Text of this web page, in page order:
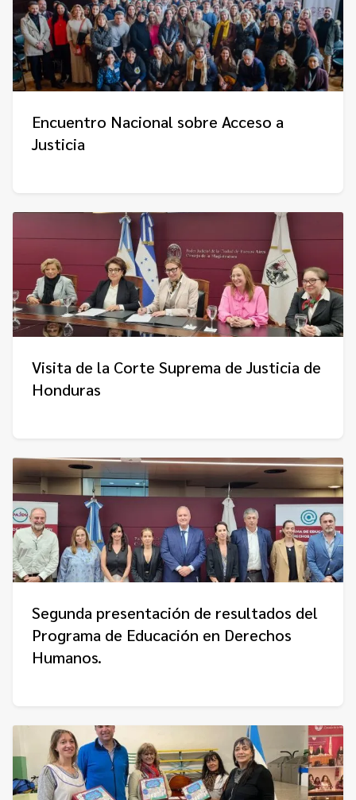
Encuentro Nacional sobre Acceso a
Justicia
Visita de la Corte Suprema de Justicia de
Honduras
Segunda presentación de resultados del
Programa de Educación en Derechos
Humanos.